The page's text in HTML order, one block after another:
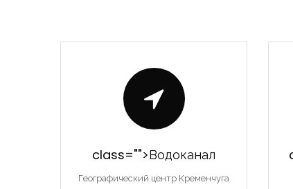
class="">Водоканал
Географический центр Кременчуга